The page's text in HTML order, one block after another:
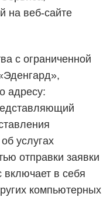
на веб-сайте
с ограниченной
адресу:
услугах
отправки заявки
в себя
компьютерных